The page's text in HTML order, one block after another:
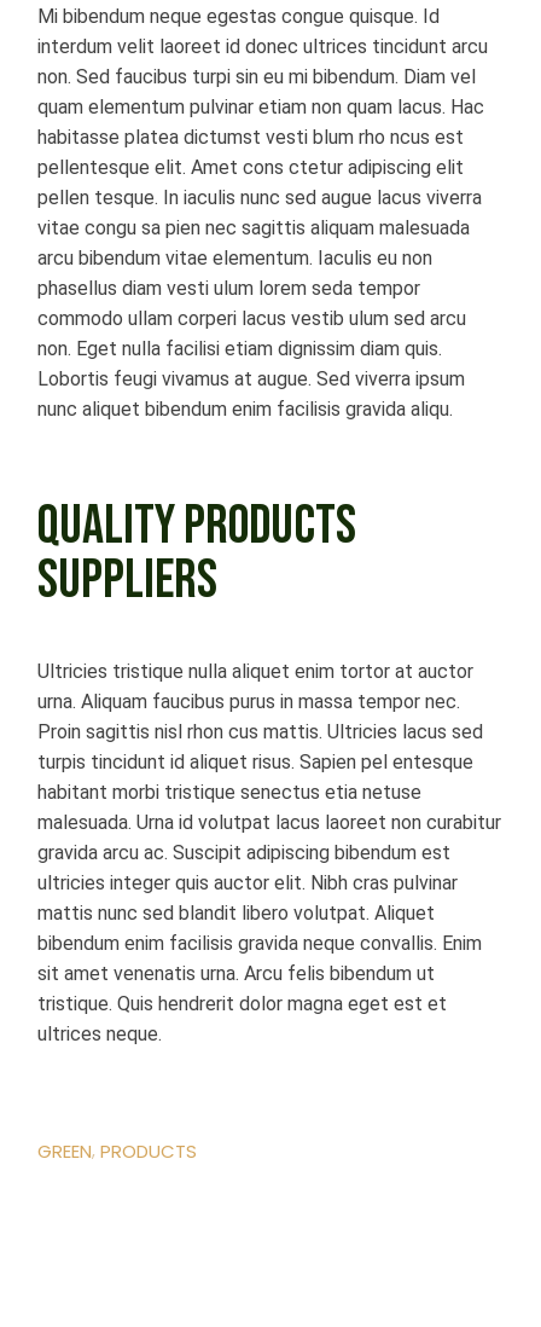
Mi bibendum neque egestas congue quisque. Id
interdum velit laoreet id donec ultrices tincidunt arcu
non. Sed faucibus turpi sin eu mi bibendum. Diam vel
quam elementum pulvinar etiam non quam lacus. Hac
habitasse platea dictumst vesti blum rho ncus est
pellentesque elit. Amet cons ctetur adipiscing elit
pellen tesque. In iaculis nunc sed augue lacus viverra
vitae congu sa pien nec sagittis aliquam malesuada
arcu bibendum vitae elementum. Iaculis eu non
phasellus diam vesti ulum lorem seda tempor
commodo ullam corperi lacus vestib ulum sed arcu
non. Eget nulla facilisi etiam dignissim diam quis.
Lobortis feugi vivamus at augue. Sed viverra ipsum
nunc aliquet bibendum enim facilisis gravida aliqu.
QUALITY PRODUCTS
SUPPLIERS
Ultricies tristique nulla aliquet enim tortor at auctor
urna. Aliquam faucibus purus in massa tempor nec.
Proin sagittis nisl rhon cus mattis. Ultricies lacus sed
turpis tincidunt id aliquet risus. Sapien pel entesque
habitant morbi tristique senectus etia netuse
malesuada. Urna id volutpat lacus laoreet non curabitur
gravida arcu ac. Suscipit adipiscing bibendum est
ultricies integer quis auctor elit. Nibh cras pulvinar
mattis nunc sed blandit libero volutpat. Aliquet
bibendum enim facilisis gravida neque convallis. Enim
sit amet venenatis urna. Arcu felis bibendum ut
tristique. Quis hendrerit dolor magna eget est et
ultrices neque.
GREEN PRODUCTS